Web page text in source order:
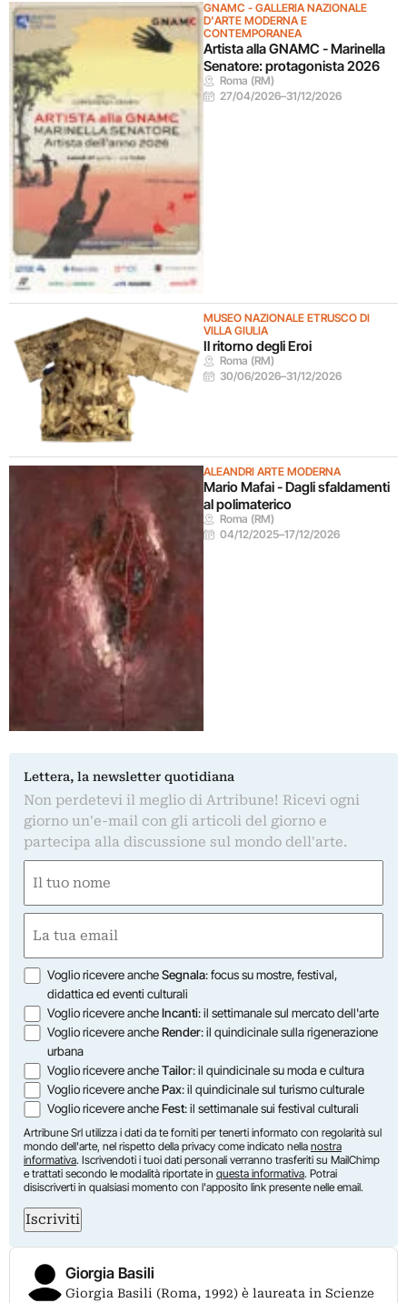
GNAMC - GALLERIA NAZIONALE
D'ARTE MODERNA E
CONTEMPORANEA
Artista alla GNAMC - Marinella
Senatore: protagonista 2026
Roma (RM)
27/04/2026–31/12/2026
MUSEO NAZIONALE ETRUSCO DI
VILLA GIULIA
Il ritorno degli Eroi
Roma (RM)
30/06/2026–31/12/2026
ALEANDRI ARTE MODERNA
Mario Mafai - Dagli sfaldamenti
al polimaterico
Roma (RM)
04/12/2025–17/12/2026
Lettera, la newsletter quotidiana
Non perdetevi il meglio di Artribune! Ricevi ogni
giorno un'e-mail con gli articoli del giorno e
partecipa alla discussione sul mondo dell'arte.
(Required)
First
(Required)
Opzioni
Voglio ricevere ancheSegnala: focus su mostre, festival,
didattica ed eventi culturali
Voglio ricevere ancheIncanti: il settimanale sul mercato dell'arte
Voglio ricevere ancheRender: il quindicinale sulla rigenerazione
urbana
Voglio ricevere ancheTailor: il quindicinale su moda e cultura
Voglio ricevere anchePax: il quindicinale sul turismo culturale
Voglio ricevere ancheFest: il settimanale sui festival culturali
Artribune Srl utilizza i dati da te forniti per tenerti informato con regolarità sul
mondo dell'arte, nel rispetto della privacy come indicato nella nostra
informativa. Iscrivendoti i tuoi dati personali verranno trasferiti su MailChimp
e trattati secondo le modalità riportate in questa informativa. Potrai
disiscriverti in qualsiasi momento con l'apposito link presente nelle email.
Iscriviti
Giorgia Basili
Giorgia Basili (Roma, 1992) è laureata in Scienze